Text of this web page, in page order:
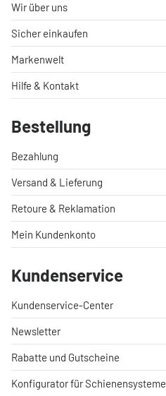
Wir über uns
Sicher einkaufen
Markenwelt
Hilfe & Kontakt
Bestellung
Bezahlung
Versand & Lieferung
Retoure & Reklamation
Mein Kundenkonto
Kundenservice
Kundenservice-Center
Newsletter
Rabatte und Gutscheine
Konfigurator für Schienensysteme